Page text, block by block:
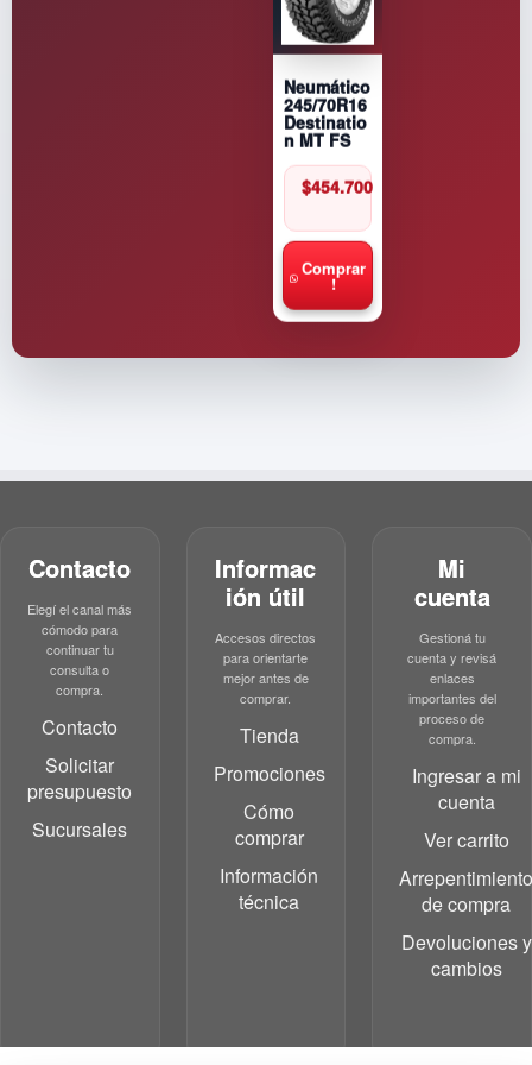
Neumático
245/70R16
Destinatio
n MT FS
$454.700
Comprar
!
Contacto
Elegí el canal más
cómodo para
continuar tu
consulta o
compra.
Contacto
Solicitar
presupuesto
Sucursales
Informac
ión útil
Accesos directos
para orientarte
mejor antes de
comprar.
Tienda
Promociones
Cómo
comprar
Información
técnica
Mi
cuenta
Gestioná tu
cuenta y revisá
enlaces
importantes del
proceso de
compra.
Ingresar a mi
cuenta
Ver carrito
de compra
Devoluciones y
cambios